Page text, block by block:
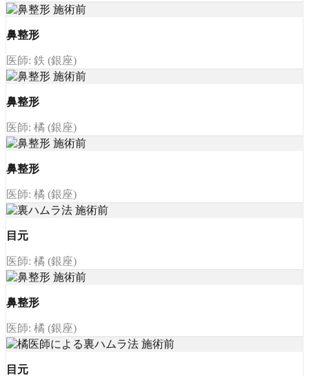
鼻整形
医師: 鉄 (銀座)
鼻整形
医師: 橘 (銀座)
鼻整形
医師: 橘 (銀座)
目元
医師: 橘 (銀座)
鼻整形
医師: 橘 (銀座)
目元